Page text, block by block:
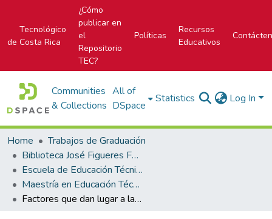
Tecnológico
de Costa Rica
¿Cómo
publicar en
el
Repositorio
TEC?
Políticas
Recursos
Educativos
Communities
& Collections
All of
DSpace
Statistics Log In
Home
Trabajos de Graduación
Biblioteca José Figueres Ferrer
Escuela de Educación Técnica
Maestría en Educación Técnica
Factores que dan lugar a la incertidumbre que sienten los docentes de los colegios técnicos, respecto a la posible implementación de la educación dual en el sistema educativo costarricense.